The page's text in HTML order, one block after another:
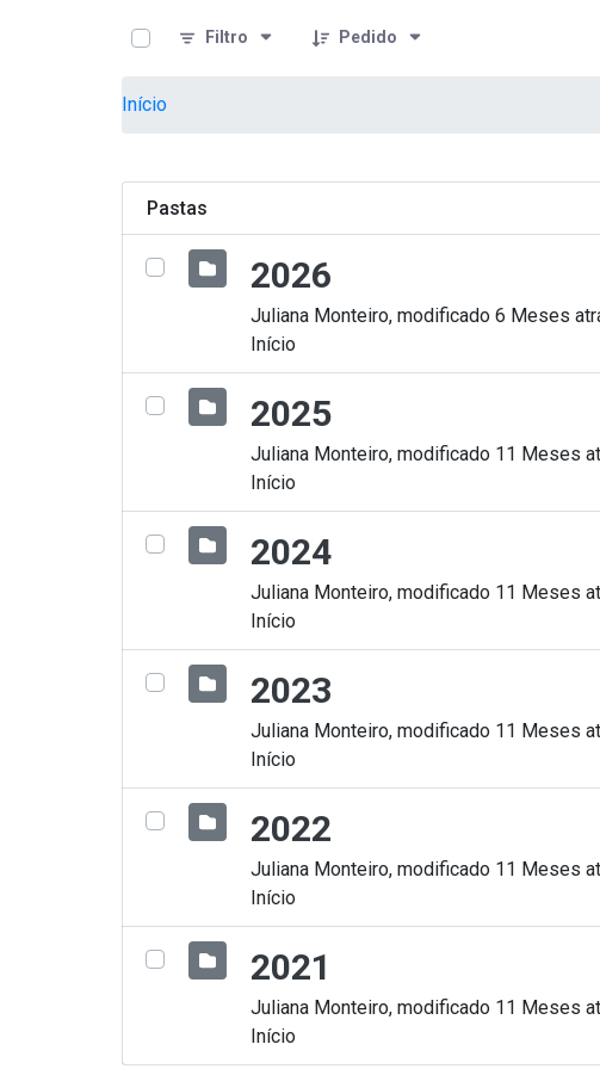
teste descricaoFiltro
Pedido
Início
Pastas
2026
Juliana Monteiro, modificado 6 Meses
Início
2025
Juliana Monteiro, modificado 11 Meses
Início
2024
Juliana Monteiro, modificado 11 Meses
Início
2023
Juliana Monteiro, modificado 11 Meses
Início
2022
Juliana Monteiro, modificado 11 Meses
Início
2021
Juliana Monteiro, modificado 11 Meses
Início